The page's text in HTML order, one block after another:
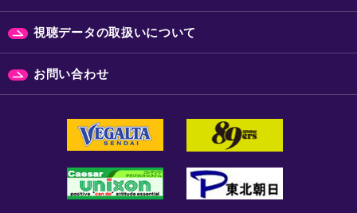
視聴データの取扱いについて
お問い合わせ